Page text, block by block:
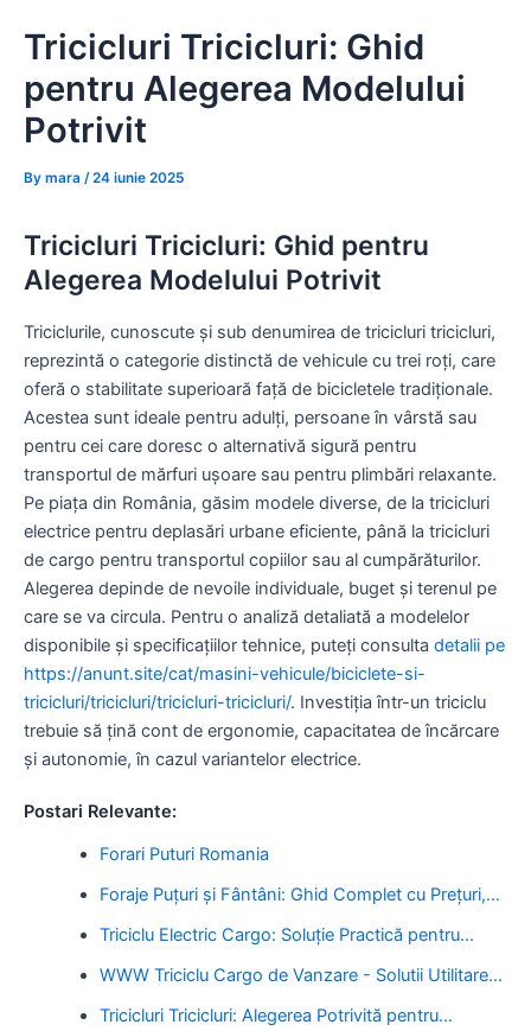
Tricicluri Tricicluri: Ghid
pentru Alegerea Modelului
Potrivit
By mara /24 iunie 2025
Tricicluri Tricicluri: Ghid pentru
Alegerea Modelului Potrivit
Triciclurile, cunoscute și sub denumirea de tricicluri tricicluri,
reprezintă o categorie distinctă de vehicule cu trei roți, care
oferă o stabilitate superioară față de bicicletele tradiționale.
Acestea sunt ideale pentru adulți, persoane în vârstă sau
pentru cei care doresc o alternativă sigură pentru
transportul de mărfuri ușoare sau pentru plimbări relaxante.
Pe piața din România, găsim modele diverse, de la tricicluri
electrice pentru deplasări urbane eficiente, până la tricicluri
de cargo pentru transportul copiilor sau al cumpărăturilor.
Alegerea depinde de nevoile individuale, buget și terenul pe
care se va circula. Pentru o analiză detaliată a modelelor
disponibile și specificațiilor tehnice, puteți consulta detalii pe
https://anunt.site/cat/masini-vehicule/biciclete-si-
tricicluri/tricicluri/tricicluri-tricicluri/. Investiția într-un triciclu
trebuie să țină cont de ergonomie, capacitatea de încărcare
și autonomie, în cazul variantelor electrice.
Postari Relevante:
Forari Puturi Romania
Foraje Puțuri și Fântâni: Ghid Complet cu Prețuri,…
Triciclu Electric Cargo: Soluție Practică pentru…
WWW Triciclu Cargo de Vanzare - Solutii Utilitare…
Tricicluri Tricicluri: Alegerea Potrivită pentru…